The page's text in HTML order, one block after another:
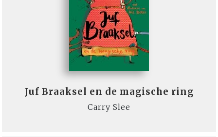
Juf Braaksel en de magische ring
Carry Slee